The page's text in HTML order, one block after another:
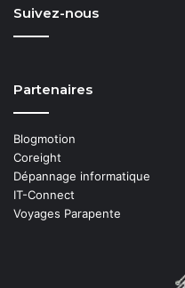
Suivez-nous
Partenaires
Blogmotion
Coreight
Dépannage informatique
IT-Connect
Voyages Parapente